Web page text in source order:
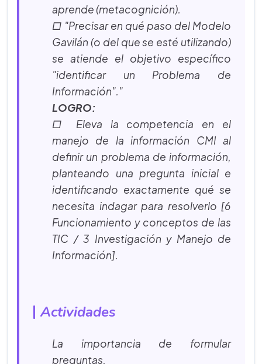
aprende (metacognición).
□ "Precisar en qué paso del Modelo
Gavilán (o del que se esté utilizando)
se atiende el objetivo específico
"identificar un Problema de
Información"."
LOGRO:
□ Eleva la competencia en el
manejo de la información CMI al
definir un problema de información,
planteando una pregunta inicial e
identificando exactamente qué se
necesita indagar para resolverlo [6
Funcionamiento y conceptos de las
TIC / 3 Investigación y Manejo de
Información].
Actividades
La importancia de formular
preguntas.